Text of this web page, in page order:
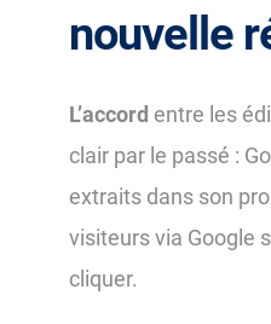
nouvelle
L’accord entre les
clair par le passé :
extraits dans son
visiteurs via Google
cliquer.